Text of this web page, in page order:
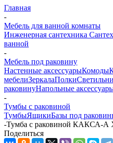
Главная
-
Мебель для ванной комнаты
Инженерная сантехника
ванной
-
Мебель под раковину
Настенные аксессуарыКомоды
мебелиЗеркалаПолки
раковинуНапольные
-
Тумбы с раковиной
ТумбыЯщикиБазы под
-Тумба с раковиной КАКСА-А
Поделиться